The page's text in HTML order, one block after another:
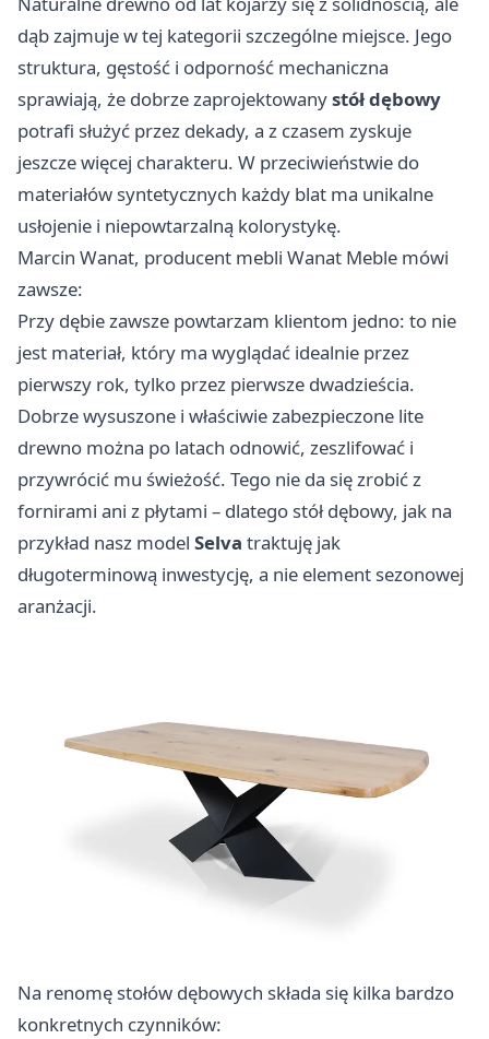
dąb zajmuje w tej kategorii szczególne miejsce. Jego
struktura, gęstość i odporność mechaniczna
sprawiają, że dobrze zaprojektowanystół dębowy
potrafi służyć przez dekady, a z czasem zyskuje
jeszcze więcej charakteru. W przeciwieństwie do
materiałów syntetycznych każdy blat ma unikalne
usłojenie i niepowtarzalną kolorystykę.
Marcin Wanat, producent mebli Wanat Meble mówi
zawsze:
Przy dębie zawsze powtarzam klientom jedno: to nie
jest materiał, który ma wyglądać idealnie przez
pierwszy rok, tylko przez pierwsze dwadzieścia.
Dobrze wysuszone i właściwie zabezpieczone lite
drewno można po latach odnowić, zeszlifować i
przywrócić mu świeżość. Tego nie da się zrobić z
fornirami ani z płytami – dlatego stół dębowy, jak na
przykład nasz model Selva traktuję jak
długoterminową inwestycję, a nie element sezonowej
aranżacji.
Na renomę stołów dębowych składa się kilka bardzo
konkretnych czynników: